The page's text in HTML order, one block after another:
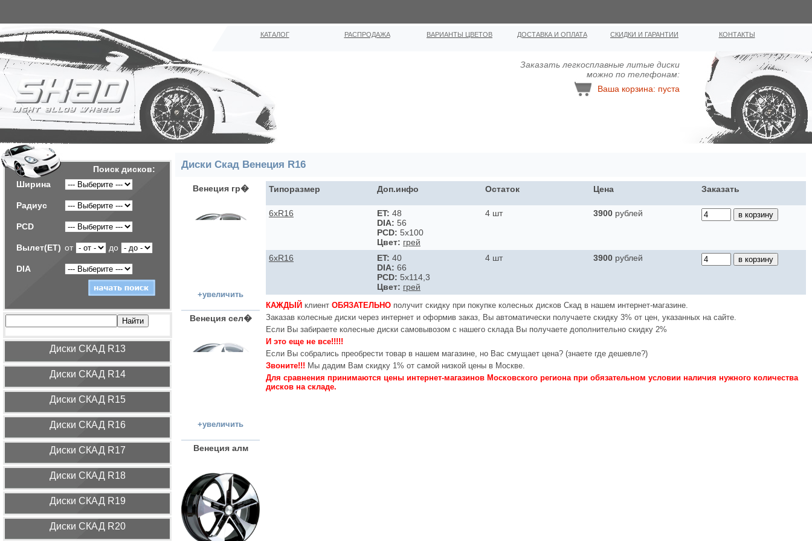
КАТАЛОГ РАСПРОДАЖА ВАРИАНТЫ ЦВЕТОВ ДОСТАВКА И ОПЛАТА СКИДКИ И ГАРАНТИИ КОНТАКТЫ
Заказать легкосплавные литыe диcки
можно по телефонам:
Ваша корзина: пуста
Поиск дисков:
Ширина
Радиус
PCD
Вылет(ET) от до
DIA
Диcки СКАД R13
Диcки СКАД R14
Диcки СКАД R15
Диcки СКАД R16
Диcки СКАД R17
Диcки СКАД R18
Диcки СКАД R19
Диcки СКАД R20
Диски Скад Венеция R16
Венеция гр�
+увеличить
Венеция сел�
+увеличить
Венеция алм
Типоразмер Доп.инфо Остаток Цена Заказать
6xR16 ET: 48
DIA: 56
PCD: 5x100
Цвет: грей
4 шт 3900 рублей
6xR16 ET: 40
DIA: 66
PCD: 5x114,3
Цвет: грей
4 шт 3900 рублей
КАЖДЫЙ клиент ОБЯЗАТЕЛЬНО получит скидку при покупке колесных дисков Скад в нашем интернет-магазине.
Заказав колесные диски через интернет и оформив заказ, Вы автоматически получаете скидку 3% от цен, указанных на сайте.
Если Вы забираете колесные диски самовывозом с нашего склада Вы получаете дополнительно скидку 2%
И это еще не все!!!!!
Если Вы собрались преобрести товар в нашем магазине, но Вас смущает цена? (знаете где дешевле?)
Звоните!!! Мы дадим Вам скидку 1% от самой низкой цены в Москве.
Для сравнения принимаются цены интернет-магазинов Московского региона при обязательном условии наличия нужного количества
дисков на складе.